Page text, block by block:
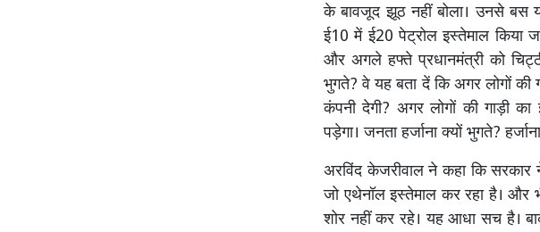
के बावजूद झूठ नहीं बोला। उनसे बस
ई10 में ई20 पेट्रोल इस्तेमाल किया
और अगले हफ्ते प्रधानमंत्री को
भुगते? वे यह बता दें कि अगर लोगों की
कंपनी देगी? अगर लोगों की गाड़ी का
पड़ेगा। जनता हर्जाना क्यों भुगते?
अरविंद केजरीवाल ने कहा कि
जो एथेनॉल इस्तेमाल कर रहा है। और
शोर नहीं कर रहे। यह आधा सच है।